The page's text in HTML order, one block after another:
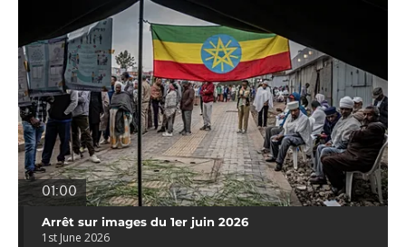
01:00
Arrêt sur images du 1er juin 2026
1st June 2026